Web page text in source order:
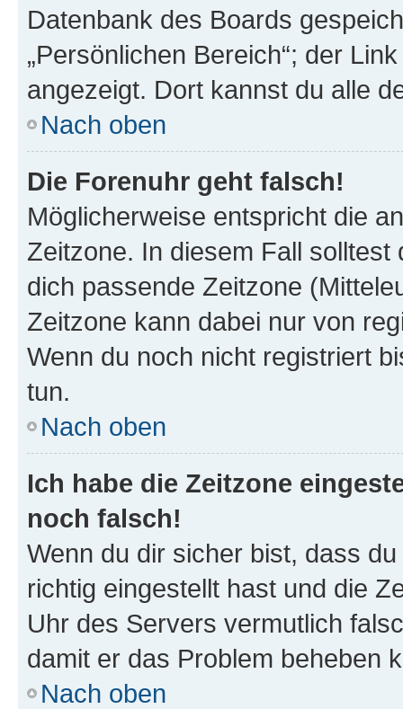
Datenbank des Boards
„Persönlichen Bereich“; der
angezeigt. Dort kannst du alle
Nach oben
Die Forenuhr geht falsch!
Möglicherweise entspricht die
Zeitzone. In diesem Fall solltest
dich passende Zeitzone
Zeitzone kann dabei nur von
Wenn du noch nicht registriert
tun.
Nach oben
Ich habe die Zeitzone
noch falsch!
Wenn du dir sicher bist, dass
richtig eingestellt hast und die
Uhr des Servers vermutlich
damit er das Problem beheben
Nach oben